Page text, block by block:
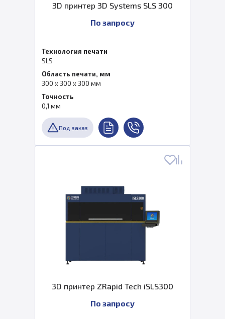
3D принтер 3D Systems SLS 300
По запросу
Технология печати
SLS
Область печати, мм
300 x 300 x 300 мм
Точность
0,1 мм
Под заказ
3D принтер ZRapid Tech iSLS300
По запросу